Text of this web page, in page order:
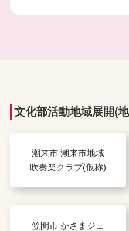
文化部活動地域展開(
潮来市 潮来市地域
吹奏楽クラブ(仮称)
笠間市 かさまジュ